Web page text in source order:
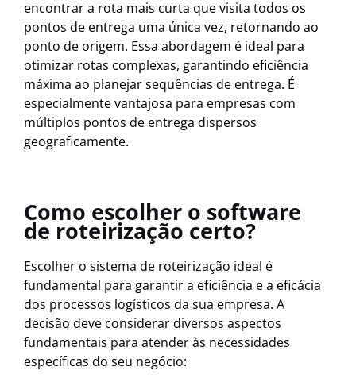
encontrar a rota mais curta que visita todos os
pontos de entrega uma única vez, retornando ao
ponto de origem. Essa abordagem é ideal para
otimizar rotas complexas, garantindo eficiência
máxima ao planejar sequências de entrega. É
especialmente vantajosa para empresas com
múltiplos pontos de entrega dispersos
geograficamente.
Como escolher o software
de roteirização certo?
Escolher o sistema de roteirização ideal é
fundamental para garantir a eficiência e a eficácia
dos processos logísticos da sua empresa. A
decisão deve considerar diversos aspectos
fundamentais para atender às necessidades
específicas do seu negócio: